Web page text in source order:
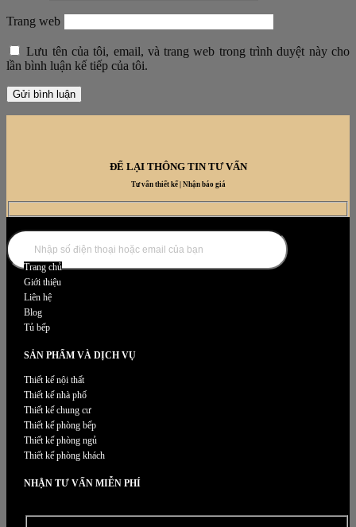
Trang web
Lưu tên của tôi, email, và trang web trong trình duyệt này cho
lần bình luận kế tiếp của tôi.
ĐỂ LẠI THÔNG TIN TƯ VẤN
Tư vấn thiết kế | Nhận báo giá
DANH MỤC NỘI THẤT
Trang chủ
Giới thiệu
Liên hệ
Blog
Tủ bếp
SẢN PHẨM VÀ DỊCH VỤ
Thiết kế nội thất
Thiết kế nhà phố
Thiết kế chung cư
Thiết kế phòng bếp
Thiết kế phòng ngủ
Thiết kế phòng khách
NHẬN TƯ VẤN MIỄN PHÍ